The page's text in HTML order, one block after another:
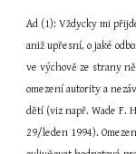
Ad (1): Vždycky mi
aniž upřesní, o jaké
ve výchově ze strany
omezení autority a
dětí (viz např. Wade F.
29/leden 1994).